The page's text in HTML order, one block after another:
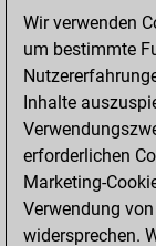
Wir verwenden
um bestimmte
Inhalte
erforderlichen
Marketing-
Verwendung
widersprechen.